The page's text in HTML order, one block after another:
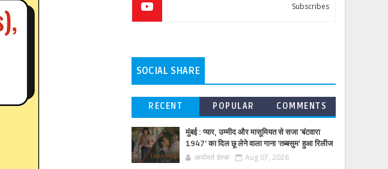
Subscribes
SOCIAL SHARE
RECENT POPULAR COMMENTS
मुंबई : प्यार, उम्मीद और मासूमियत से सजा 'बंटवारा
1947' का दिल छू लेने वाला गाना 'तब्बसुम' हुआ रिलीज
आर्यावर्त डेस्क Aug 07, 2026